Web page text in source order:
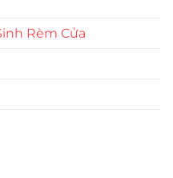
Rèm Cửa